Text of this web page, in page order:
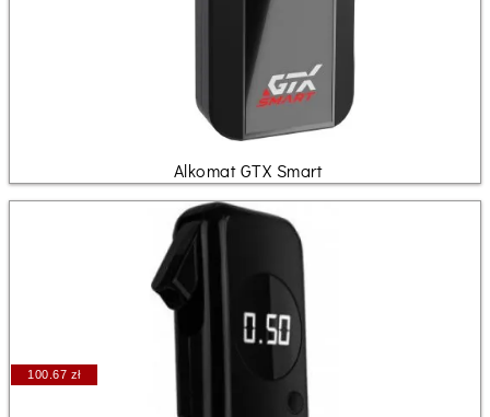
Alkomat GTX Smart
100.67 zł